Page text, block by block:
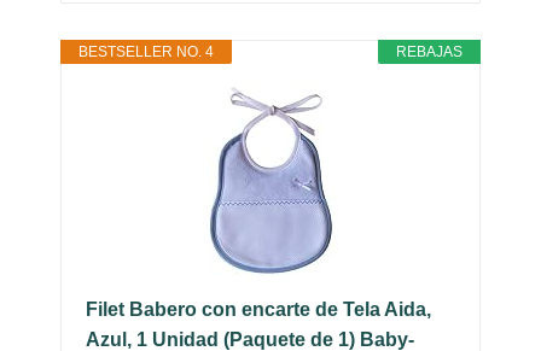
REBAJAS
BESTSELLER NO. 4
Filet Babero con encarte de Tela Aida,
Azul, 1 Unidad (Paquete de 1) Baby-